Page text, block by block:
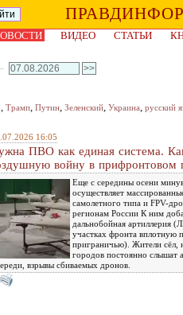
ВИДЕО СТАТЬИ
, Трамп, Путин, Зеленский, Украина, русский
16:05
ПВО как единая система.
войну в прифронтовом
Еще с середины осени
осуществляет
самолетного типа и FPV-
регионам России К ним
дальнобойная артиллерия
участках фронта вплотную
приграничью). Жители сёл,
городов постоянно слышат
взрывы сбиваемых дронов.